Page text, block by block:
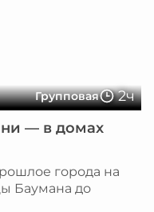
Групповая 2ч
— в домах
города на
Баумана до